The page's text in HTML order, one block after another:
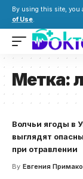
By using this site, you
of Use.
Метка:
Волчьи ягоды в
выглядят
при отравлении
By Евгения